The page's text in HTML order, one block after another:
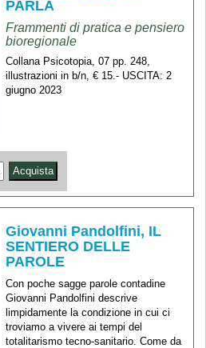
PARLA
Frammenti di pratica e pensiero
bioregionale
Collana Psicotopia, 07 pp. 248,
illustrazioni in b/n, € 15.- USCITA: 2
giugno 2023
Giovanni Pandolfini, IL
SENTIERO DELLE
PAROLE
Con poche sagge parole contadine
Giovanni Pandolfini descrive
limpidamente la condizione in cui ci
troviamo a vivere ai tempi del
totalitarismo tecno-sanitario. Come da